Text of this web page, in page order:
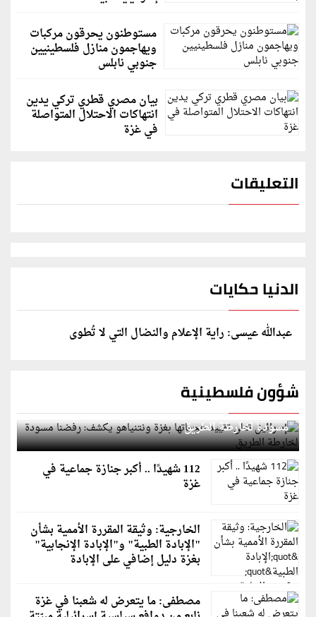
مستوطنون يحرقون مركبات
ويهاجمون منازل فلسطينيين
جنوبي نابلس
بيان مصري قطري تركي يدين
انتهاكات الاحتلال المتواصلة
في غزة
التعليقات
الدنيا حكايات
عبدالله عيسى: راية الإعلام والنضال التي لا تُطوى
شؤون فلسطينية
إسرائيل تعلن تقييد هجماتها بغزة ونتنياهو يكشف: رفضنا
مسودة لخارطة الطريق
112 شهيدًا .. أكبر جنازة جماعية في
غزة
الخارجية: وثيقة المقررة الأممية بشأن
"الإبادة الطبية" و"الإبادة الإنجابية"
بغزة دليل إضافي على الإبادة
مصطفى: ما يتعرض له شعبنا في غزة